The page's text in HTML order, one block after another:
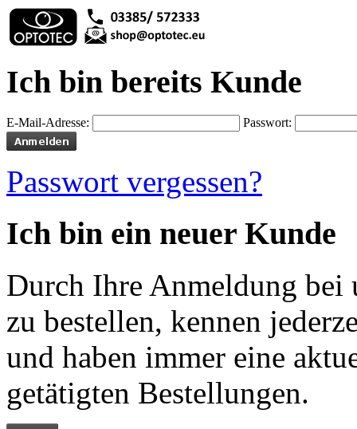
Ich bin bereits Kunde
E-Mail-Adresse: Passwort:
Passwort vergessen?
Ich bin ein neuer Kunde
Durch Ihre Anmeldung bei
zu bestellen, kennen
und haben immer eine
getätigten Bestellungen.